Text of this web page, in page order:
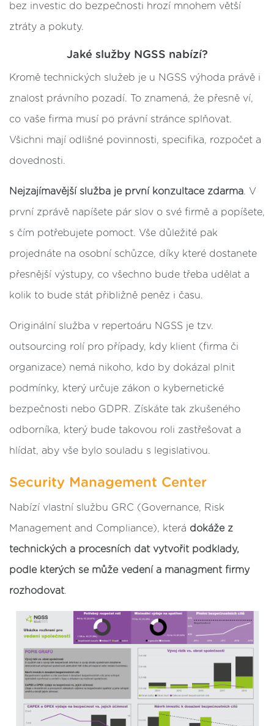
bez investic do bezpečnosti hrozí mnohem větší
ztráty a pokuty.
Jaké služby NGSS nabízí?
Kromě technických služeb je u NGSS výhoda právě i
znalost právního pozadí. To znamená, že přesně ví,
co vaše firma musí po právní stránce splňovat.
Všichni mají odlišné povinnosti, specifika, rozpočet a
dovednosti.
Nejzajímavější služba je první konzultace zdarma. V
první zprávě napíšete pár slov o své firmě a popíšete,
s čím potřebujete pomoct. Vše důležité pak
projednáte na osobní schůzce, díky které dostanete
přesnější výstupy, co všechno bude třeba udělat a
kolik to bude stát přibližně peněz i času.
Originální služba v repertoáru NGSS je tzv.
outsourcing rolí pro případy, kdy klient (firma či
organizace) nemá nikoho, kdo by dokázal plnit
podmínky, který určuje zákon o kybernetické
bezpečnosti nebo GDPR. Získáte tak zkušeného
odborníka, který bude takovou roli zastřešovat a
hlídat, aby vše bylo souladu s legislativou.
Security Management Center
Nabízí vlastní službu GRC (Governance, Risk
Management and Compliance), která dokáže z
technických a procesních dat vytvořit podklady,
podle kterých se může vedení a managment firmy
rozhodovat.